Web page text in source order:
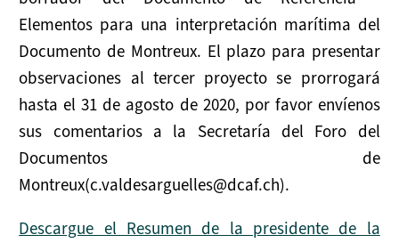
Elementos para una interpretación marítima del
Documento de Montreux. El plazo para presentar
observaciones al tercer proyecto se prorrogará
hasta el 31 de agosto de 2020, por favor envíenos
sus comentarios a la Secretaría del Foro del
Documentos de
Montreux(c.valdesarguelles@dcaf.ch).
Descargue el Resumen de la presidente de la